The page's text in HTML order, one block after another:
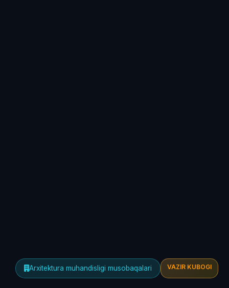
Arxitektura muhandisligi musobaqalari VAZIR KUBOGI